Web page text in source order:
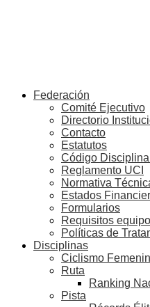
Federación
Comité Ejecutivo
Directorio
Contacto
Estatutos
Código
Reglamento UCI
Normativa
Estados
Formularios
Requisitos
Políticas de
Disciplinas
Ciclismo
Ruta
Ranking
Pista